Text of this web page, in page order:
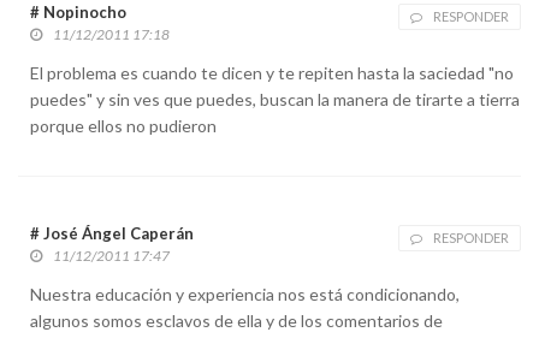
# Nopinocho RESPONDER
11/12/2011 17:18
El problema es cuando te dicen y te repiten hasta la saciedad "no
puedes" y sin ves que puedes, buscan la manera de tirarte a tierra
porque ellos no pudieron
# José Ángel Caperán RESPONDER
11/12/2011 17:47
Nuestra educación y experiencia nos está condicionando,
algunos somos esclavos de ella y de los comentarios de